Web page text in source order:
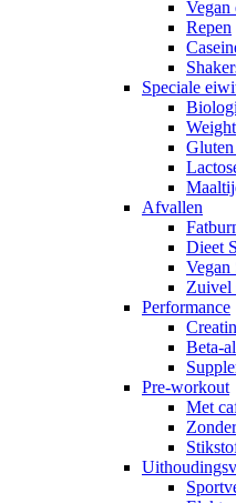
Vegan
Repen
Speciale
Afvallen
Dieet
Vegan
Zuivel
Performance
Beta-
Pre-workout
Met